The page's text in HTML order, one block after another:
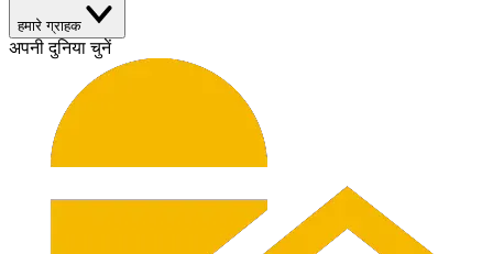
हमारे ग्राहक
अपनी दुनिया चुनें